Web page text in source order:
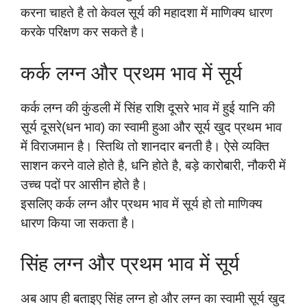
करना चाहते है तो केवल सूर्य की महादशा में माणिक्य धारण
करके परिक्षण कर सकते है।
कर्क लग्न और प्रथम भाव में सूर्य
कर्क लग्न की कुंडली में सिंह राशि दूसरे भाव में हुई यानि की
सूर्य दूसरे(धन भाव) का स्वामी हुआ और सूर्य खुद प्रथम भाव
में विराजमान है। स्तिथि तो शानदार बनती है। ऐसे व्यक्ति
साशन करने वाले होते है, धनि होते है, बड़े कारोबारी, नौकरी में
उच्च पदों पर आसीन होते है।
इसलिए कर्क लग्न और प्रथम भाव में सूर्य हो तो माणिक्य
धारण किया जा सकता है।
सिंह लग्न और प्रथम भाव में सूर्य
अब आप ही बताइए सिंह लग्न हो और लग्न का स्वामी सूर्य खुद